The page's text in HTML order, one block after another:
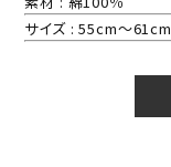
サイズ : 55cm～61cm